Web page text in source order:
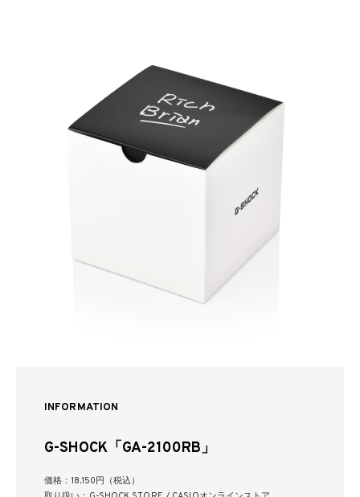
INFORMATION
G-SHOCK「GA-2100RB」
価格：18,150円（税込）